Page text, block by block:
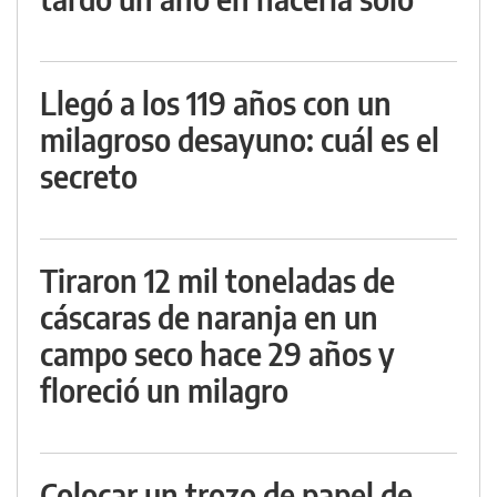
Llegó a los 119 años con un
milagroso desayuno: cuál es el
secreto
Tiraron 12 mil toneladas de
cáscaras de naranja en un
campo seco hace 29 años y
floreció un milagro